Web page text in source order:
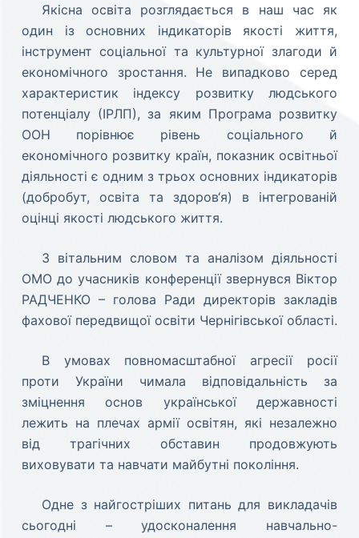
Якісна освіта розглядається в наш час як
один із основних індикаторів якості життя,
інструмент соціальної та культурної злагоди й
економічного зростання. Не випадково серед
характеристик індексу розвитку людського
потенціалу (ІРЛП), за яким Програма розвитку
ООН порівнює рівень соціального й
економічного розвитку країн, показник освітньої
діяльності є одним з трьох основних індикаторів
(добробут, освіта та здоров‘я) в інтегрованій
оцінці якості людського життя.
З вітальним словом та аналізом діяльності
ОМО до учасників конференції звернувся Віктор
РАДЧЕНКО – голова Ради директорів закладів
фахової передвищої освіти Чернігівської області.
В умовах повномасштабної агресії росії
проти України чимала відповідальність за
зміцнення основ української державності
лежить на плечах армії освітян, які незалежно
від трагічних обставин продовжують
виховувати та навчати майбутні покоління.
Одне з найгостріших питань для викладачів
сьогодні – удосконалення навчально-